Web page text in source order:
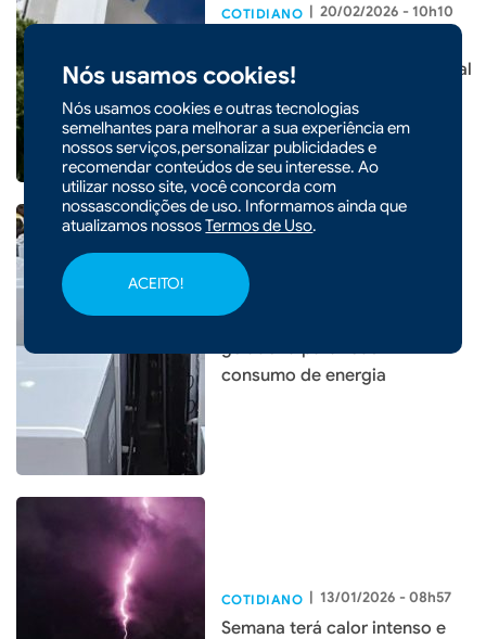
Nós usamos cookies!
Nós usamos cookies e outras tecnologias
semelhantes para melhorar a sua experiência em
nossos serviços,personalizar publicidades e
recomendar conteúdos de seu interesse. Ao
utilizar nosso site, você concorda com
nossascondições de uso. Informamos ainda que
atualizamos nossosTermos de Uso.
ACEITO!
COTIDIANO | 20/02/2026 - 10h10
de operação da Polícia Federal
COTIDIANO
Inmetro orienta uso da
geladeira para reduzir
consumo de energia
COTIDIANO | 13/01/2026 - 08h57
Semana terá calor intenso e